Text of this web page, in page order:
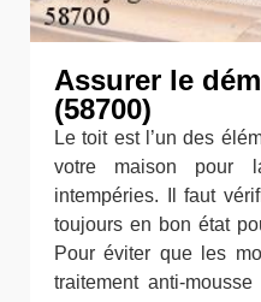
Assurer le
(58700)
Le toit est l’un des
votre maison pour
intempéries. Il faut
toujours en bon état
Pour éviter que les
traitement anti-